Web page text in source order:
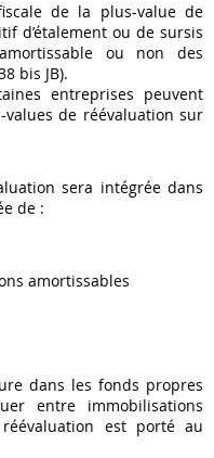
de la plus-value de
d’étalement ou de sursis
ou non des
bis JB).
entreprises peuvent
de réévaluation sur
sera intégrée dans
de :
amortissables
dans les fonds propres
entre immobilisations
est porté au